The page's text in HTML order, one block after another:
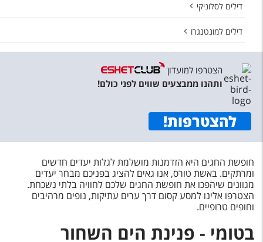
דילים לסלוניקי
דילים למונטנגרו
הצטרפו למועדון
ותהנו ממבצעים שווים לפני כולם!
להצטרפות!
חופשת החגים היא הזדמנות מושלמת לגלות יעדים חדשים
ומרתקים. באשת טורס, אנו גאים להציג בפניכם מבחר יעדים
מגוונים שיהפכו את חופשת החגים שלכם לחוויה בלתי נשכחת.
הצטרפו אלינו למסע קסום דרך ערים עתיקות, נופים מרהיבים
וחופים טרופיים.
בטומי - פנינת הים השחור